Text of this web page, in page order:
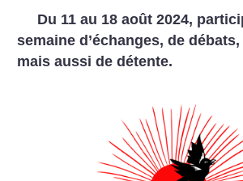
Du 11 au 18 août 2024,
semaine d’échanges, de
mais aussi de détente.